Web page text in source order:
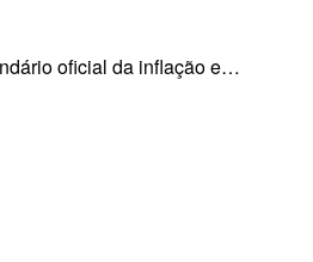
oficial da inflação e…